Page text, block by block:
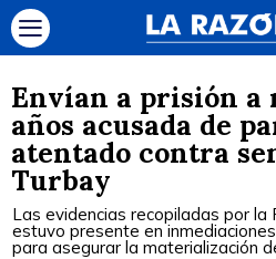
Envían a prisión a
años acusada de
atentado contra
Turbay
Las evidencias recopiladas por la
estuvo presente en
para asegurar la materialización